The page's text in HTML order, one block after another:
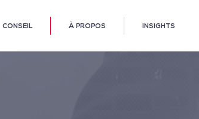
CONSEIL À PROPOS INSIGHTS